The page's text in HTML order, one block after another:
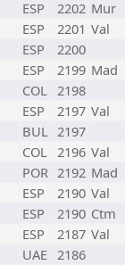
ESP 2202 Mur
ESP 2201 Val
ESP
2200
ESP 2199 Mad
COL 2198
ESP 2197 Val
BUL 2197
COL 2196 Val
POR 2192 Mad
ESP 2190 Val
ESP 2190 Ctm
ESP 2187 Val
UAE 2186